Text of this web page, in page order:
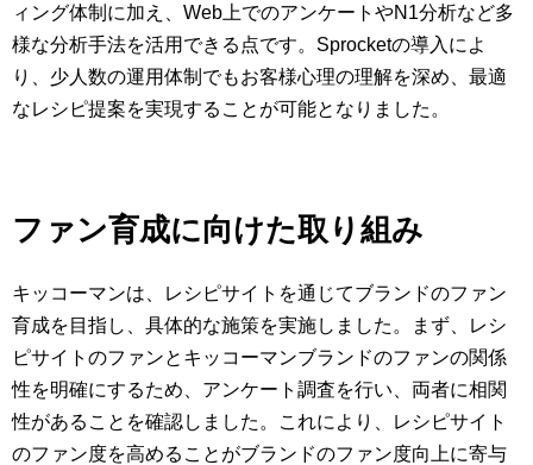
ィング体制に加え、Web上でのアンケートやN1分析など多
様な分析手法を活用できる点です。Sprocketの導入によ
り、少人数の運用体制でもお客様心理の理解を深め、最適
なレシピ提案を実現することが可能となりました。
ファン育成に向けた取り組み
キッコーマンは、レシピサイトを通じてブランドのファン
育成を目指し、具体的な施策を実施しました。まず、レシ
ピサイトのファンとキッコーマンブランドのファンの関係
性を明確にするため、アンケート調査を行い、両者に相関
性があることを確認しました。これにより、レシピサイト
のファン度を高めることがブランドのファン度向上に寄与